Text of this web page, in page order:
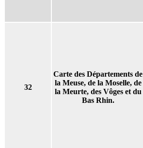
32
Carte des Départements de
la Meuse, de la Moselle, de
la Meurte, des Vôges et du
Bas Rhin.